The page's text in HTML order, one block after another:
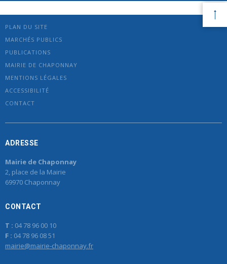
PLAN DU SITE
MARCHÉS PUBLICS
PUBLICATIONS
MAIRIE DE CHAPONNAY
MENTIONS LÉGALES
ACCESSIBILITÉ
CONTACT
ADRESSE
Mairie de Chaponnay
2, place de la Mairie
69970 Chaponnay
CONTACT
T : 04 78 96 00 10
F : 04 78 96 08 51
mairie@mairie-chaponnay.fr